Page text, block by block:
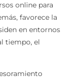
online para
favorece la
en entornos
tiempo, el